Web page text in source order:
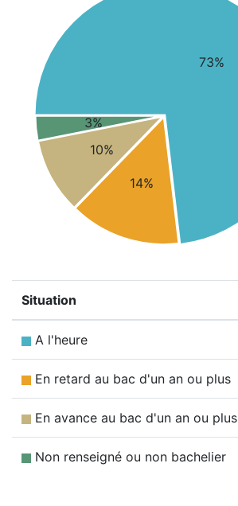
73%
14%
10%
3%
Situation
A l'heure
En retard au bac d'un an ou plus
En avance au bac d'un an ou plus
Non renseigné ou non bachelier